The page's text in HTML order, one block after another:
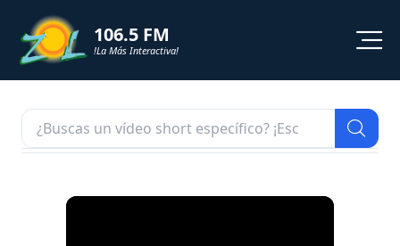
106.5 FM
!La Más Interactiva!
NOTICIAS